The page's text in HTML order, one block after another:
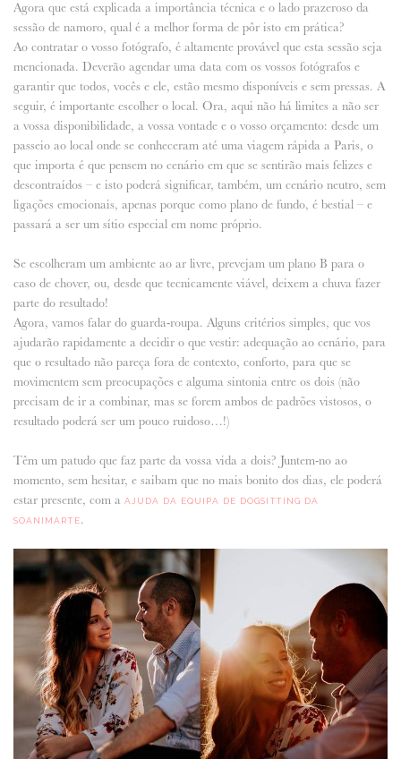
Agora que está explicada a importância técnica e o lado prazeroso da
sessão de namoro, qual é a melhor forma de pôr isto em prática?
Ao contratar o vosso fotógrafo, é altamente provável que esta sessão seja
mencionada. Deverão agendar uma data com os vossos fotógrafos e
garantir que todos, vocês e ele, estão mesmo disponíveis e sem pressas. A
seguir, é importante escolher o local. Ora, aqui não há limites a não ser
a vossa disponibilidade, a vossa vontade e o vosso orçamento: desde um
passeio ao local onde se conheceram até uma viagem rápida a Paris, o
que importa é que pensem no cenário em que se sentirão mais felizes e
descontraídos – e isto poderá significar, também, um cenário neutro, sem
ligações emocionais, apenas porque como plano de fundo, é bestial – e
passará a ser um sítio especial em nome próprio.
Se escolheram um ambiente ao ar livre, prevejam um plano B para o
caso de chover, ou, desde que tecnicamente viável, deixem a chuva fazer
parte do resultado!
Agora, vamos falar do guarda-roupa. Alguns critérios simples, que vos
ajudarão rapidamente a decidir o que vestir: adequação ao cenário, para
que o resultado não pareça fora de contexto, conforto, para que se
movimentem sem preocupações e alguma sintonia entre os dois (não
precisam de ir a combinar, mas se forem ambos de padrões vistosos, o
resultado poderá ser um pouco ruidoso…!)
Têm um patudo que faz parte da vossa vida a dois? Juntem-no ao
momento, sem hesitar, e saibam que no mais bonito dos dias, ele poderá
estar presente, com a AJUDA DA EQUIPA DE DOGSITTING DA
SÓANIMARTE.